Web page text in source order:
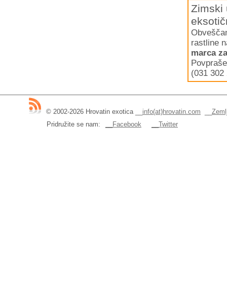
Zimski
rastline
marca
(031
© 2002-2026 Hrovatin exotica__ info(at)hrovatin.com
Pridružite se nam:
__Facebook __Twitter